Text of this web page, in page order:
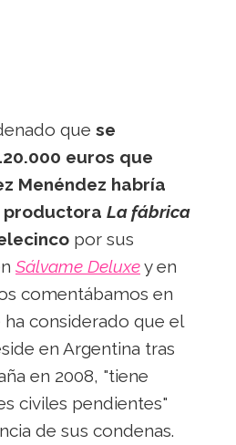
que se
euros que
Menéndez habría
La fábrica
por sus
Sálvame Deluxey en
comentábamos en
considerado que el
en Argentina tras
en 2008, "tiene
civiles pendientes"
de sus condenas.